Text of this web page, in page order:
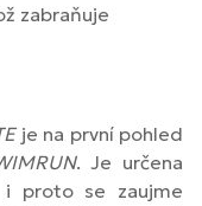
zabraňuje
je na první pohled
. Je určena
proto se zaujme